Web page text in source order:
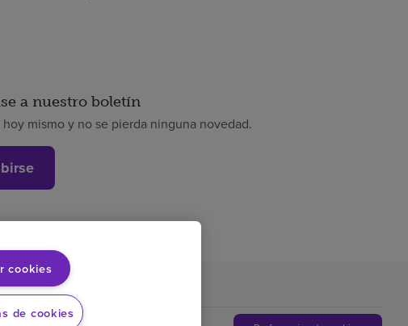
a nuestro boletín
hoy mismo y no se pierda ninguna novedad.
Transparencia de precios
cookies
de cookies